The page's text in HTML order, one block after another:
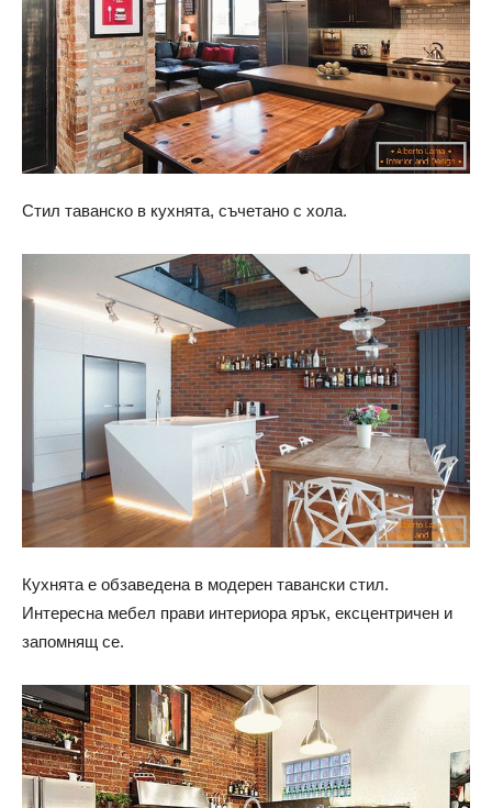
Стил таванско в кухнята, съчетано с хола.
Кухнята е обзаведена в модерен тавански стил.
Интересна мебел прави интериора ярък, ексцентричен и
запомнящ се.